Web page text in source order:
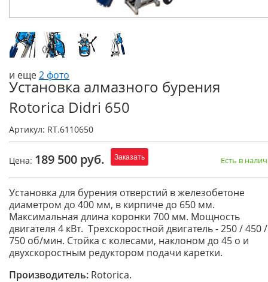
и еще2 фото
Установка алмазного бурения
Rotorica Didri 650
Артикул: RT.6110650
Цена: 189 500 руб. Заказать Есть в
Установка для бурения отверстий в железобетоне
диаметром до 400 мм, в кирпиче до 650 мм.
Максимальная длина коронки 700 мм. Мощность
двигателя 4 кВт. Трехскоростной двигатель - 250 / 450 /
750 об/мин. Стойка с колесами, наклоном до 45 о и
двухскоростным редуктором подачи каретки.
Производитель: Rotorica.